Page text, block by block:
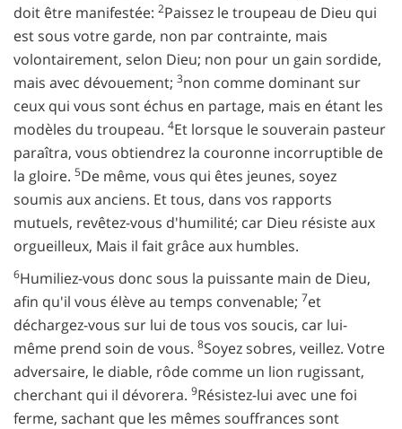
doit être manifestée: 2Paissez le troupeau de Dieu qui
est sous votre garde, non par contrainte, mais
volontairement, selon Dieu; non pour un gain sordide,
mais avec dévouement; 3non comme dominant sur
ceux qui vous sont échus en partage, mais en étant les
modèles du troupeau. 4Et lorsque le souverain pasteur
paraîtra, vous obtiendrez la couronne incorruptible de
la gloire. 5De même, vous qui êtes jeunes, soyez
soumis aux anciens. Et tous, dans vos rapports
mutuels, revêtez-vous d'humilité; car Dieu résiste aux
orgueilleux, Mais il fait grâce aux humbles.
6Humiliez-vous donc sous la puissante main de Dieu,
afin qu'il vous élève au temps convenable; 7et
déchargez-vous sur lui de tous vos soucis, car lui-
même prend soin de vous. 8Soyez sobres, veillez. Votre
adversaire, le diable, rôde comme un lion rugissant,
cherchant qui il dévorera. 9Résistez-lui avec une foi
ferme, sachant que les mêmes souffrances sont